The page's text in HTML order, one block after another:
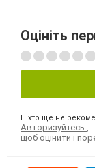
Оцініть
Ніхто ще не
Авторизуйтесь ,
щоб оцінити і